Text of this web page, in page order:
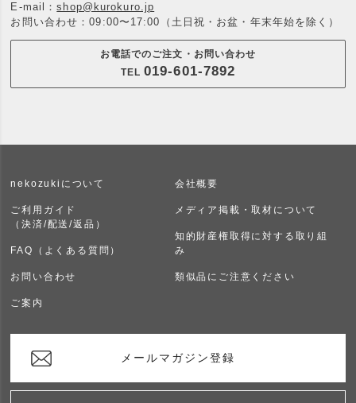
E-mail：shop@kurokuro.jp
お問い合わせ：09:00〜17:00（土日祝・お盆・年末年始を除く）
お電話でのご注文・お問い合わせ
TEL 019-601-7892
nekozukiについて
ご利用ガイド
（決済/配送/返品）
FAQ（よくある質問）
お問い合わせ
ご案内
会社概要
メディア掲載・取材について
知的財産権取得に対する取り組
み
類似品にご注意ください
メールマガジン登録